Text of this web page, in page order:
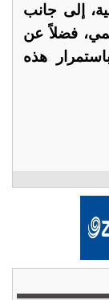
إلى جانب
فضلاً عن
هذه